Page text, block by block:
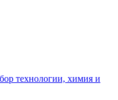
технологии, химия и